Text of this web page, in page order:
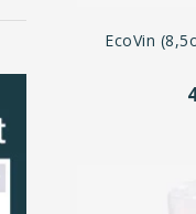
EcoVin